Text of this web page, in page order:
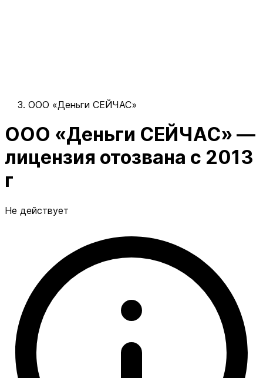
ООО «Деньги СЕЙЧАС»
ООО «Деньги СЕЙЧАС» —
лицензия отозвана с 2013
г
Не действует